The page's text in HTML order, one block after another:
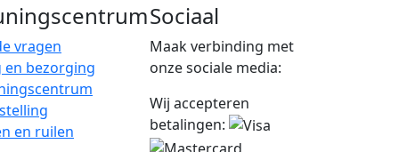
vragen
en bezorging
en ruilen
Sociaal
Maak verbinding met
onze sociale media:
Wij accepteren
betalingen: